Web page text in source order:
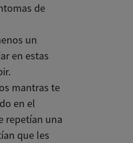
de
un
en estas
mantras te
en el
repetían una
que les